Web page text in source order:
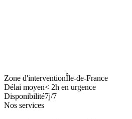
Zone d'interventionÎle-de-France
Délai moyen< 2h en urgence
Disponibilité7j/7
Nos services